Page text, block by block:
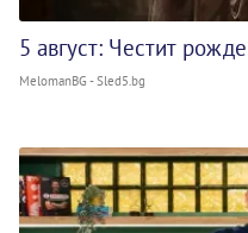
5 август: Честит
MelomanBG - Sled5.bg